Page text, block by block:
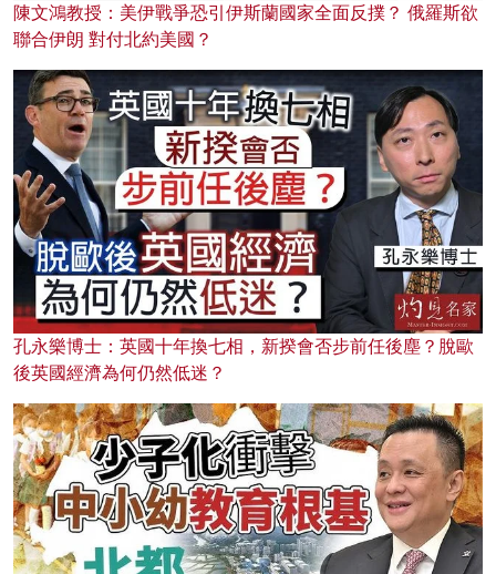
陳文鴻教授：美伊戰爭恐引伊斯蘭國家全面反撲？ 俄羅斯欲
聯合伊朗 對付北約美國？
孔永樂博士：英國十年換七相，新揆會否步前任後塵？脫歐
後英國經濟為何仍然低迷？